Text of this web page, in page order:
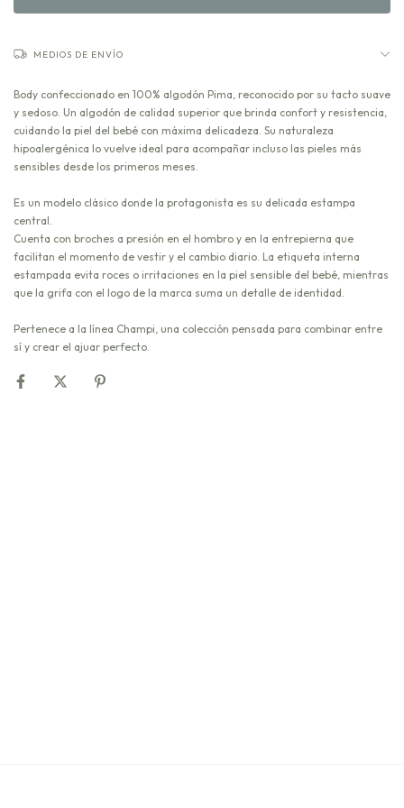
MEDIOS DE ENVÍO
Body confeccionado en 100% algodón Pima, reconocido por su tacto suave
y sedoso. Un algodón de calidad superior que brinda confort y resistencia,
cuidando la piel del bebé con máxima delicadeza. Su naturaleza
hipoalergénica lo vuelve ideal para acompañar incluso las pieles más
sensibles desde los primeros meses.
Es un modelo clásico donde la protagonista es su delicada estampa
central.
Cuenta con broches a presión en el hombro y en la entrepierna que
facilitan el momento de vestir y el cambio diario. La etiqueta interna
estampada evita roces o irritaciones en la piel sensible del bebé, mientras
que la grifa con el logo de la marca suma un detalle de identidad.
Pertenece a la línea Champi, una colección pensada para combinar entre
sí y crear el ajuar perfecto.